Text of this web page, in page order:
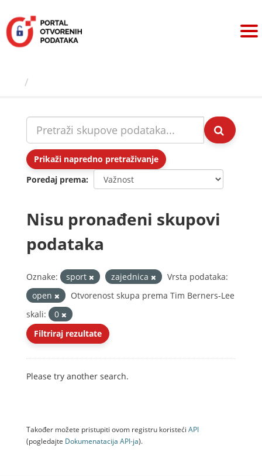
sadržaj
Prikaži napredno pretraživanje
Poredaj prema
Nisu pronađeni skupovi
podataka
Oznake: sport zajednica
Vrsta podataka:
open
Otvorenost skupa prema Tim Berners-Lee
skali:
0
Filtriraj rezultate
Please try another search.
Također možete pristupiti ovom registru koristeći API
(pogledajte Dokumenаtаcijа API-jа).